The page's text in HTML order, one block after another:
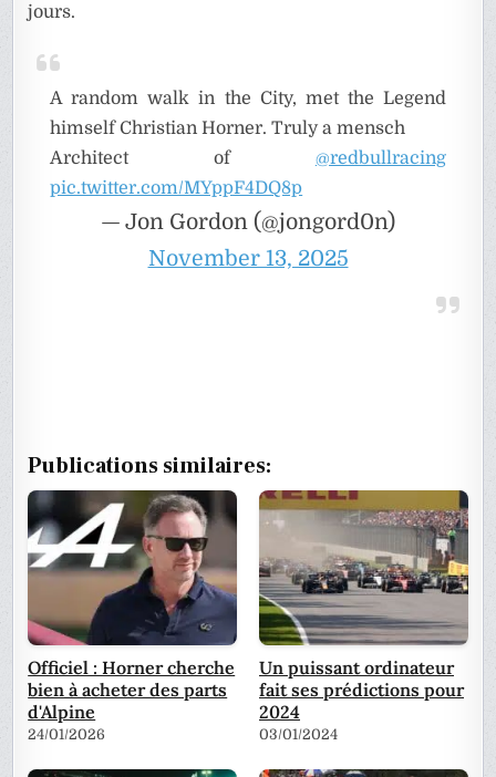
jours.
A random walk in the City, met the Legend
himself Christian Horner. Truly a mensch
Architect of @redbullracing
pic.twitter.com/MYppF4DQ8p
— Jon Gordon (@jongord0n)
November 13, 2025
Publications similaires:
Officiel : Horner cherche
bien à acheter des parts
d'Alpine
24/01/2026
Un puissant ordinateur
fait ses prédictions pour
2024
03/01/2024